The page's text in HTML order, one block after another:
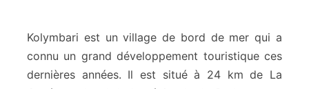
e
e
K
Kolymbari est un village de bord de mer qui a
connu un grand développement touristique ces
dernières années. Il est situé à 24 km de La